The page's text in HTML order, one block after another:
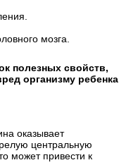
мозга.
полезных свойств,
организму ребенка
оказывает
центральную
может привести к